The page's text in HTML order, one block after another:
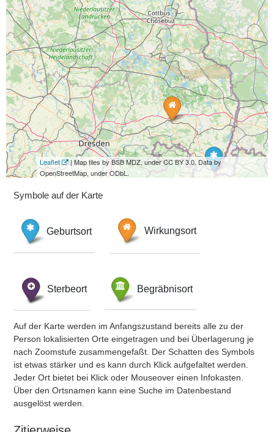
Leaflet
| Map tiles by BSB MDZ, under CC BY 3.0. Data by
OpenStreetMap, under ODbL.
Symbole auf der Karte
Geburtsort Wirkungsort
Sterbeort Begräbnisort
Auf der Karte werden im Anfangszustand bereits alle zu der
Person lokalisierten Orte eingetragen und bei Überlagerung je
nach Zoomstufe zusammengefaßt. Der Schatten des Symbols
ist etwas stärker und es kann durch Klick aufgefaltet werden.
Jeder Ort bietet bei Klick oder Mouseover einen Infokasten.
Über den Ortsnamen kann eine Suche im Datenbestand
ausgelöst werden.